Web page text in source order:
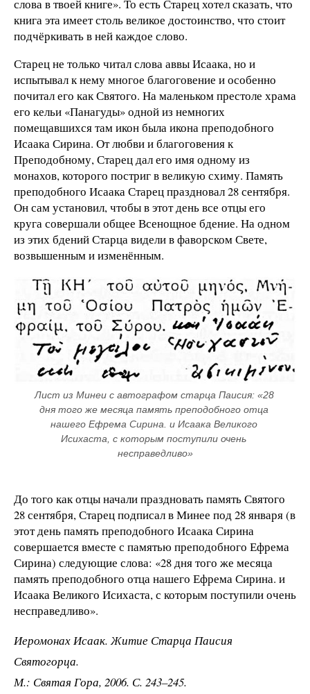
слова в твоей книге». То есть Старец хотел сказать, что
книга эта имеет столь великое достоинство, что стоит
подчёркивать в ней каждое слово.
Старец не только читал слова аввы Исаака, но и
испытывал к нему многое благоговение и особенно
почитал его как Святого. На маленьком престоле храма
его кельи «Панагуды» одной из немногих
помещавшихся там икон была икона преподобного
Исаака Сирина. От любви и благоговения к
Преподобному, Старец дал его имя одному из
монахов, которого постриг в великую схиму. Память
преподобного Исаака Старец праздновал 28 сентября.
Он сам установил, чтобы в этот день все отцы его
круга совершали общее Всенощное бдение. На одном
из этих бдений Старца видели в фаворском Свете,
возвышенным и изменённым.
Лист из Минеи с автографом старца Паисия: «28
дня того же месяца память преподобного отца
нашего Ефрема Сирина. и Исаака Великого
Исихаста, с которым поступили очень
несправедливо»
До того как отцы начали праздновать память Святого
28 сентября, Старец подписал в Минее под 28 января (в
этот день память преподобного Исаака Сирина
совершается вместе с памятью преподобного Ефрема
Сирина) следующие слова: «28 дня того же месяца
память преподобного отца нашего Ефрема Сирина. и
Исаака Великого Исихаста, с которым поступили очень
несправедливо».
Иеромонах Исаак. Житие Старца Паисия
Святогорца.
М.: Святая Гора, 2006. С. 243–245.